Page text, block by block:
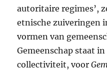
autoritaire regimes’,
etnische zuiveringen
vormen van
Gemeenschap staat
collectiviteit, voor